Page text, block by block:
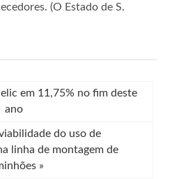
(O Estado de S.
em 11,75% no fim deste
ano
do uso de
linha de montagem de
»